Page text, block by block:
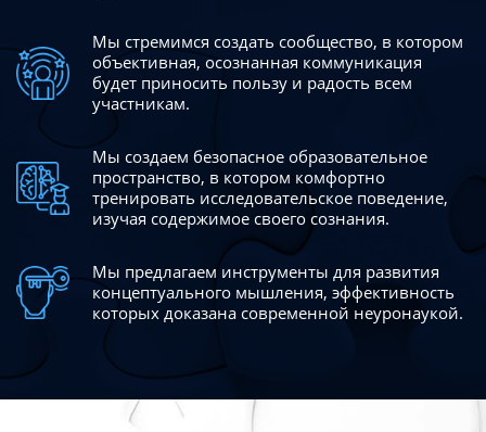
Мы стремимся создать сообщество, в котором
объективная, осознанная коммуникация
будет приносить пользу и радость всем
участникам.
Мы создаем безопасное образовательное
пространство, в котором комфортно
тренировать исследовательское поведение,
изучая содержимое своего сознания.
Мы предлагаем инструменты для развития
концептуального мышления, эффективность
которых доказана современной неуронаукой.